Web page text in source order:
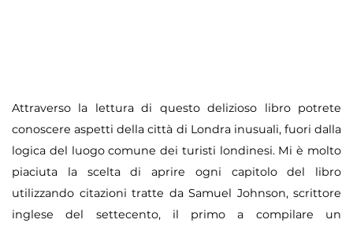
Attraverso la lettura di questo delizioso libro potrete
conoscere aspetti della città di Londra inusuali, fuori dalla
logica del luogo comune dei turisti londinesi. Miè molto
piaciuta la scelta di aprire ogni capitolo del libro
utilizzando citazioni tratte da Samuel Johnson, scrittore
inglese del settecento, il primo a compilare un